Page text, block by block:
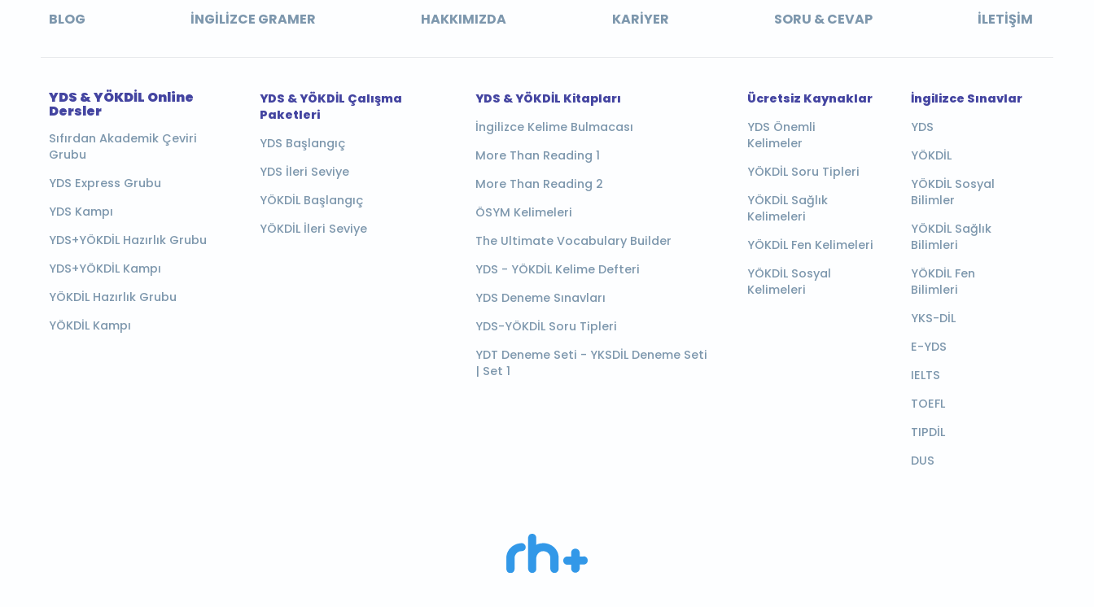
BLOG İNGILIZCE GRAMER HAKKIMIZDA KARIYER SORU & CEVAP İLETIŞIM
YDS & YÖKDİL Online
Dersler
Sıfırdan Akademik Çeviri
Grubu
YDS Express Grubu
YDS Kampı
YDS+YÖKDİL Hazırlık Grubu
YDS+YÖKDİL Kampı
YÖKDİL Hazırlık Grubu
YÖKDİL Kampı
YDS & YÖKDİL Çalışma
Paketleri
YDS Başlangıç
YDS İleri Seviye
YÖKDİL Başlangıç
YÖKDİL İleri Seviye
YDS & YÖKDİL Kitapları
İngilizce Kelime Bulmacası
More Than Reading 1
More Than Reading 2
ÖSYM Kelimeleri
The Ultimate Vocabulary Builder
YDS - YÖKDİL Kelime Defteri
YDS Deneme Sınavları
YDS-YÖKDİL Soru Tipleri
YDT Deneme Seti - YKSDİL Deneme Seti
| Set 1
Ücretsiz Kaynaklar
YDS Önemli
Kelimeler
YÖKDİL Soru Tipleri
YÖKDİL Sağlık
Kelimeleri
YÖKDİL Fen Kelimeleri
YÖKDİL Sosyal
Kelimeleri
İngilizce Sınavlar
YDS
YÖKDİL
YÖKDİL Sosyal
Bilimler
YÖKDİL Sağlık
Bilimleri
YÖKDİL Fen
Bilimleri
YKS-DİL
E-YDS
IELTS
TOEFL
TIPDİL
DUS